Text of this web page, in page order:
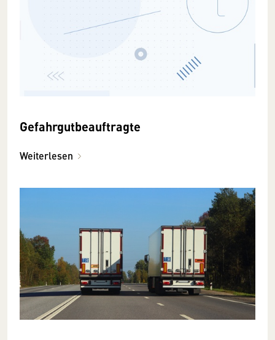
Gefahrgutbeauftragte
Weiterlesen